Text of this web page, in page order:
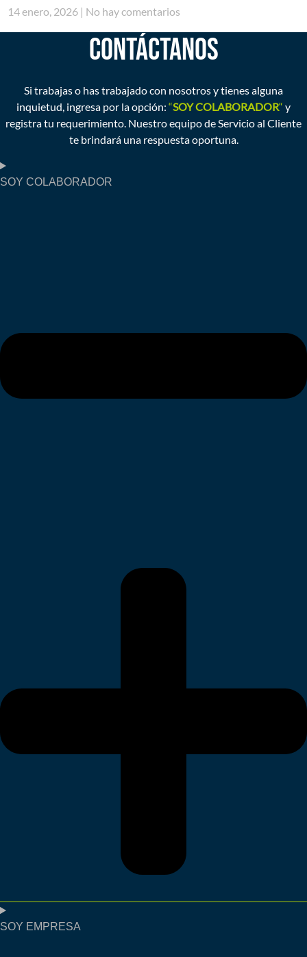
14 enero, 2026 No hay comentarios
CONTÁCTANOS
Si trabajas o has trabajado con nosotros y tienes alguna
inquietud, ingresa por la opción: “SOY COLABORADOR“ y
registra tu requerimiento. Nuestro equipo de Servicio al Cliente
te brindará una respuesta oportuna.
SOY COLABORADOR
SOY EMPRESA